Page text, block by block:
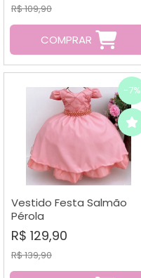
R$ 109,90
COMPRAR
-7%
Vestido Festa Salmão
Pérola
R$ 129,90
R$ 139,90